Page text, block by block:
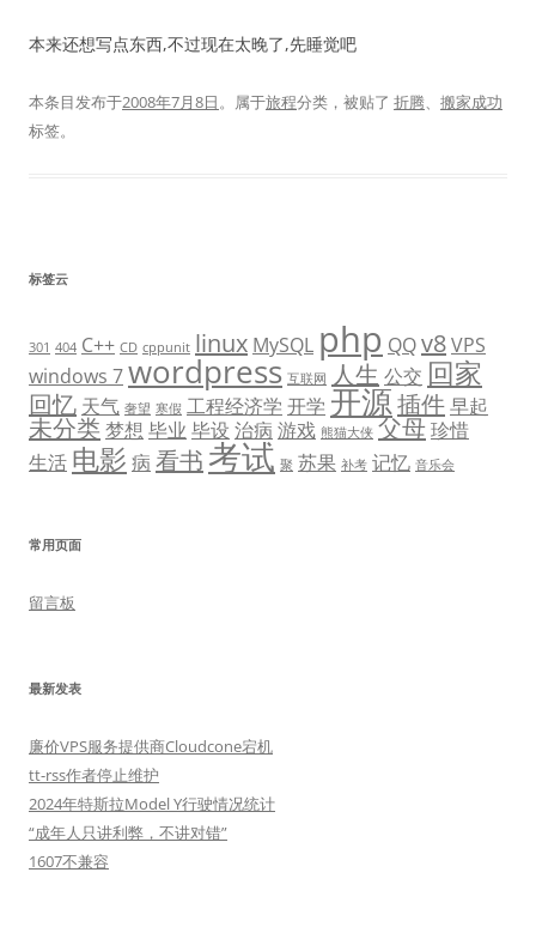
本来还想写点东西,不过现在太晚了,先睡觉吧
本条目发布于2008年7月8日。属于旅程分类，被贴了 折腾、 搬家成功
标签。
标签云
301 404 C++ CD cppunit linux MySQL php QQv8VPS
windows 7wordpress 互联网 人生 公交 回家
回忆 天气 奢望 寒假 工程经济学 开学 开源插件早起
未分类 梦想 毕业 毕设 治病 游戏 熊猫大侠 父母珍惜
生活 电影 病 看书 考试 聚 苏果 补考 记忆 音乐会
常用页面
留言板
最新发表
廉价VPS服务提供商Cloudcone宕机
tt-rss作者停止维护
2024年特斯拉Model Y行驶情况统计
“成年人只讲利弊，不讲对错”
1607不兼容